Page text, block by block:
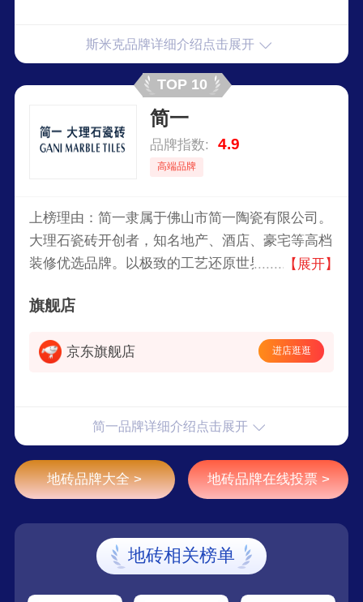
斯米克品牌详细介绍点击展开
TOP 10
简一
品牌指数: 4.9
高端品牌
上榜理由：简一隶属于佛山市简一陶瓷有限公司。
大理石瓷砖开创者，知名地产、酒店、豪宅等高档
装修优选品牌。以极致的工艺还原世界珍稀石材纹
饰材料。产品已出口意大利、法国等60多个国家，
庭，在中国已有300多家授权专卖店，并被广泛应
【展开】
旗舰店
京东旗舰店 进店逛逛
简一品牌详细介绍点击展开
地砖品牌大全 > 地砖品牌在线投票 >
地砖相关榜单